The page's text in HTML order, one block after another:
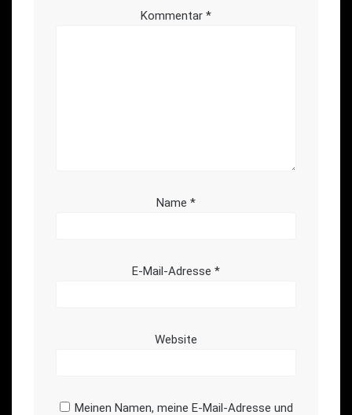
Kommentar *
Name *
E-Mail-Adresse *
Website
Meinen Namen, meine E-Mail-Adresse und